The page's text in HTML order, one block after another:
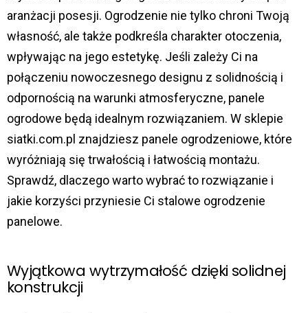
aranżacji posesji. Ogrodzenie nie tylko chroni Twoją
własność, ale także podkreśla charakter otoczenia,
wpływając na jego estetykę. Jeśli zależy Ci na
połączeniu nowoczesnego designu z solidnością i
odpornością na warunki atmosferyczne, panele
ogrodowe będą idealnym rozwiązaniem. W sklepie
siatki.com.pl znajdziesz panele ogrodzeniowe, które
wyróżniają się trwałością i łatwością montażu.
Sprawdź, dlaczego warto wybrać to rozwiązanie i
jakie korzyści przyniesie Ci stalowe ogrodzenie
panelowe.
Wyjątkowa wytrzymałość dzięki solidnej
konstrukcji